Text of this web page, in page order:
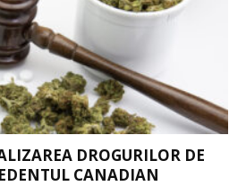
DROGURILOR DE
CANADIAN